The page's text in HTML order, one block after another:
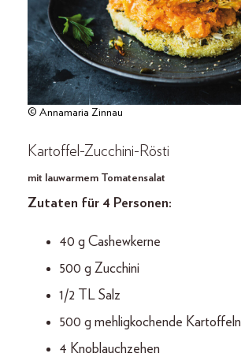
© Annamaria Zinnau
Kartoffel-Zucchini-Rösti
mit lauwarmem Tomatensalat
Zutaten für 4 Personen:
40 g Cashewkerne
500 g Zucchini
1/2 TL Salz
500 g mehligkochende Kartoffeln
4 Knoblauchzehen